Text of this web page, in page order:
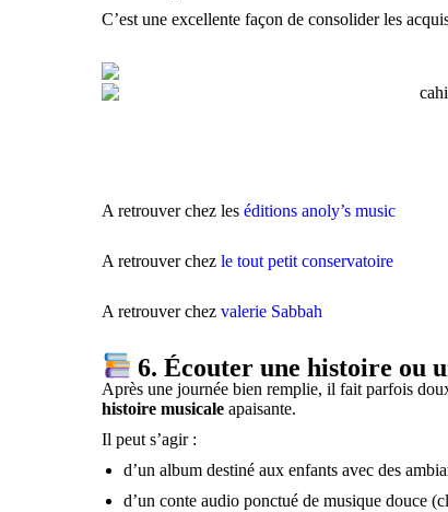
C’est une excellente façon de consolider les
A retrouver chez leséditions anoly’s music
A retrouver chezle tout petit conservatoire
A retrouver chezvalerie Sabbah
6. Écouter une histoire ou
Après une journée bien remplie, il fait parfois
histoire musicale apaisante.
Il peut s’agir :
d’un album destiné aux enfants avec des
d’un conte audio ponctué de musique douce